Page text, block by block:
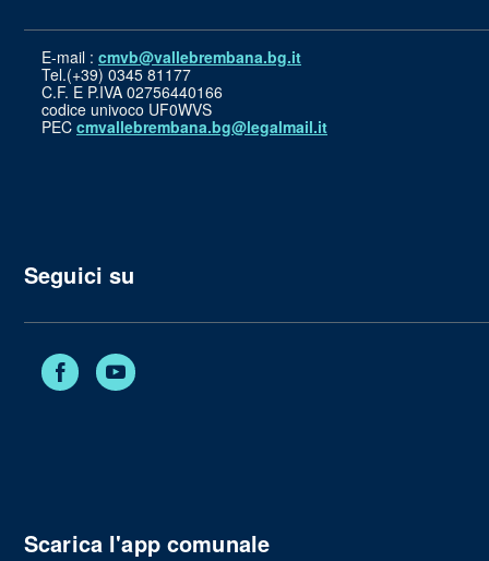
E-mail : cmvb@vallebrembana.bg.it
Tel.(+39) 0345 81177
C.F. E P.IVA 02756440166
codice univoco UF0WVS
PEC cmvallebrembana.bg@legalmail.it
Seguici su
Facebook
Scarica l'app comunale